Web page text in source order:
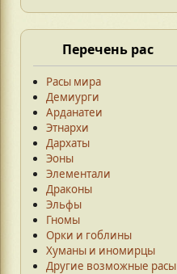
Перечень рас
Расы мира
Демиурги
Арданатеи
Этнархи
Дархаты
Эоны
Элементали
Драконы
Эльфы
Гномы
Орки и гоблины
Хуманы и иномирцы
Другие возможные расы